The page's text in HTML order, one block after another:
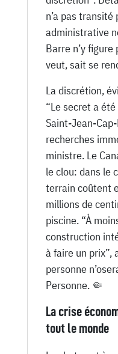
n’a pas
administrative
Barre n’y figure
veut, sait se
La discrétion,
“Le secret a
Saint-Jean-
recherches
ministre. Le
le clou: dans le
terrain coûtent
millions de
piscine. “À
construction
à faire un prix”,
personne
Personne. 🤏
La crise
tout le monde